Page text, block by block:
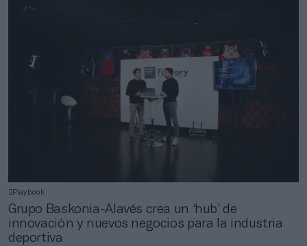
2Playbook
Grupo Baskonia-Alavés crea un ‘hub’ de
innovación y nuevos negocios para la industria
deportiva